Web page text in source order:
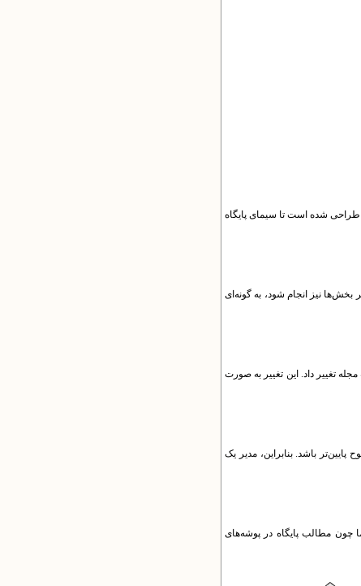
شده است تا سیمای پایگاه‌
بخش‌ها نیز انجام شود، به گونه‌ای
تغییر داد. این تغییر به‌ صورت
باشد. بنابراین، مدیر یک
چون مطالب پایگاه در پوشه‌های